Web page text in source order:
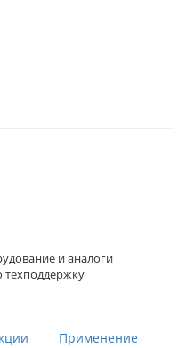
и аналоги
Применение